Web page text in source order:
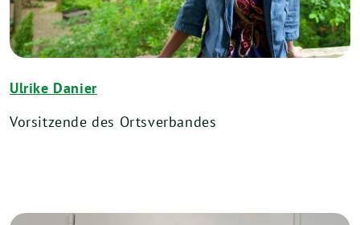
Ulrike Danier
Vorsitzende des Ortsverbandes